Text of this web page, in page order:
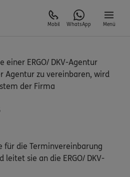
Mobil WhatsApp Menü
einer ERGO/ DKV-Agentur
Agentur zu vereinbaren, wird
der Firma
für die Terminvereinbarung
leitet sie an die ERGO/ DKV-